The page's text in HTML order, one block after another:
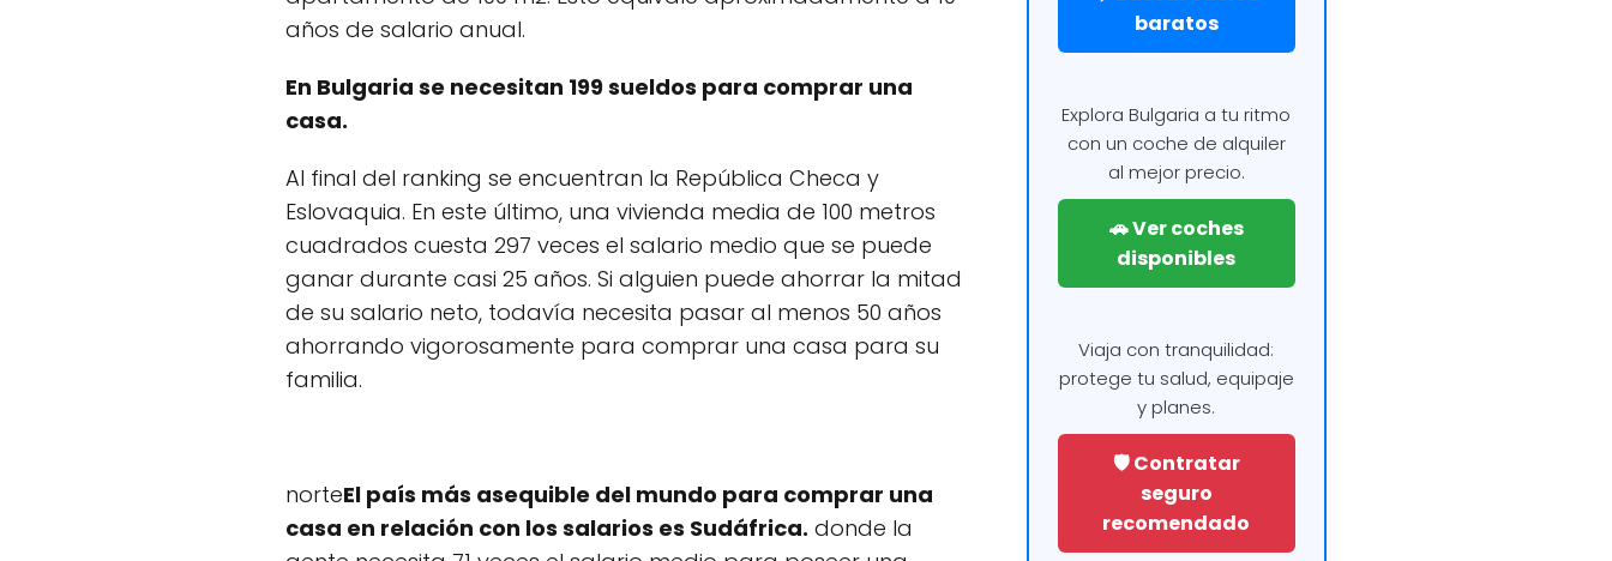
años de salario anual.
En Bulgaria se necesitan 199 sueldos para comprar una
casa.
Al final del ranking se encuentran la República Checa y
Eslovaquia. En este último, una vivienda media de 100 metros
cuadrados cuesta 297 veces el salario medio que se puede
ganar durante casi 25 años. Si alguien puede ahorrar la mitad
de su salario neto, todavía necesita pasar al menos 50 años
ahorrando vigorosamente para comprar una casa para su
familia.
baratos
Explora Bulgaria a tu ritmo
con un coche de alquiler
al mejor precio.
🚗 Ver coches
disponibles
Viaja con tranquilidad:
protege tu salud, equipaje
y planes.
🛡️ Contratar
seguro
recomendado